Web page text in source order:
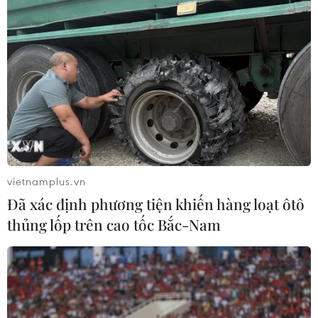
Phát triển mô hình AI giải mã “ngôn
ngữ của não bộ”
05/08/2026 23:26
Xem thêm
CƠ QUAN CHỦ QUẢN: THÔNG TẤN XÃ VIỆT NAM
Tổng Biên tập: TRẦN TIẾN DUẨN
Phó Tổng Biên tập: NGUYỄN THỊ TÁM, KHÚC THANH
vietnamplus.vn
Đã xác định phương tiện khiến hàng loạt ôtô
thủng lốp trên cao tốc Bắc-Nam